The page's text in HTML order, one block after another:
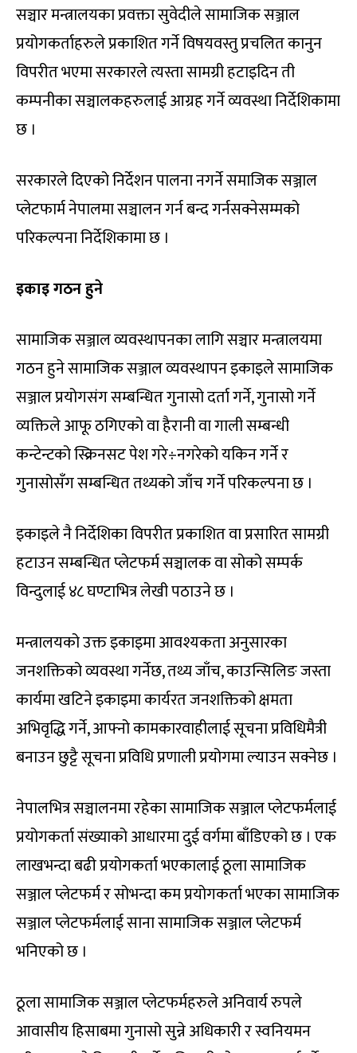
सञ्चार मन्त्रालयका प्रवक्ता सुवेदीले सामाजिक सञ्जाल
प्रयोगकर्ताहरुले प्रकाशित गर्ने विषयवस्तु प्रचलित कानुन
विपरीत भएमा सरकारले त्यस्ता सामग्री हटाइदिन ती
कम्पनीका सञ्चालकहरुलाई आग्रह गर्ने व्यवस्था निर्देशिकामा
छ ।
सरकारले दिएको निर्देशन पालना नगर्ने समाजिक सञ्जाल
प्लेटफार्म नेपालमा सञ्चालन गर्न बन्द गर्नसक्नेसम्मको
परिकल्पना निर्देशिकामा छ ।
इकाइ गठन हुने
सामाजिक सञ्जाल व्यवस्थापनका लागि सञ्चार मन्त्रालयमा
गठन हुने सामाजिक सञ्जाल व्यवस्थापन इकाइले सामाजिक
सञ्जाल प्रयोगसंग सम्बन्धित गुनासो दर्ता गर्ने, गुनासो गर्ने
व्यक्तिले आफू ठगिएको वा हैरानी वा गाली सम्बन्धी
कन्टेन्टको स्क्रिनसट पेश गरे÷नगरेको यकिन गर्ने र
गुनासोसँग सम्बन्धित तथ्यको जाँच गर्ने परिकल्पना छ ।
इकाइले नै निर्देशिका विपरीत प्रकाशित वा प्रसारित सामग्री
हटाउन सम्बन्धित प्लेटफर्म सञ्चालक वा सोको सम्पर्क
विन्दुलाई ४८ घण्टाभित्र लेखी पठाउने छ ।
मन्त्रालयको उक्त इकाइमा आवश्यकता अनुसारका
जनशक्तिको व्यवस्था गर्नेछ, तथ्य जाँच, काउन्सिलिङ जस्ता
कार्यमा खटिने इकाइमा कार्यरत जनशक्तिको क्षमता
अभिवृद्धि गर्ने, आफ्नो कामकारवाहीलाई सूचना प्रविधिमैत्री
बनाउन छुट्टै सूचना प्रविधि प्रणाली प्रयोगमा ल्याउन सक्नेछ ।
नेपालभित्र सञ्चालनमा रहेका सामाजिक सञ्जाल प्लेटफर्मलाई
प्रयोगकर्ता संख्याको आधारमा दुई वर्गमा बाँडिएको छ । एक
लाखभन्दा बढी प्रयोगकर्ता भएकालाई ठूला सामाजिक
सञ्जाल प्लेटफर्म र सोभन्दा कम प्रयोगकर्ता भएका सामाजिक
सञ्जाल प्लेटफर्मलाई साना सामाजिक सञ्जाल प्लेटफर्म
भनिएको छ ।
ठूला सामाजिक सञ्जाल प्लेटफर्महरुले अनिवार्य रुपले
आवासीय हिसाबमा गुनासो सुन्ने अधिकारी र स्वनियमन